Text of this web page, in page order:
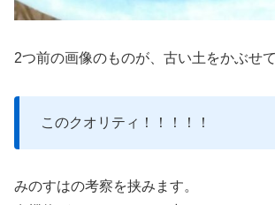
2つ前の画像のものが、古い土をかぶせ
このクオリティ！！！！！
みのすはの考察を挟みます。